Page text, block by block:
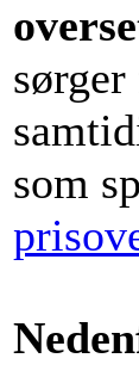
som